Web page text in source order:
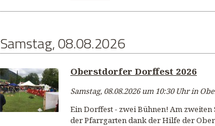
Samstag, 08.08.2026
Oberstdorfer Dorffest 2026
Samstag, 08.08.2026 um 10:30 Uhr in
Ein Dorffest - zwei Bühnen! Am
der Pfarrgarten dank der Hilfe der